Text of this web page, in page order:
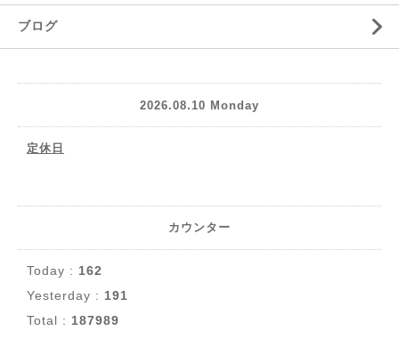
ブログ
2026.08.10 Monday
定休日
カウンター
Today : 162
Yesterday : 191
Total : 187989